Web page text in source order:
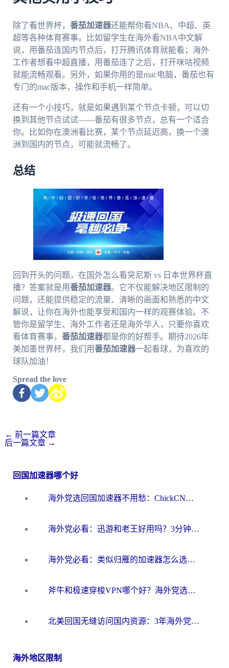
除了看世界杯， 番茄加速器还能帮你看NBA、中超、英
超等各种体育赛事。比如留学生在海外看NBA中文解
说，用番茄连国内节点后，打开腾讯体育就能看；海外
工作者想看中超直播，用番茄连了之后，打开咪咕视频
就能流畅观看。另外，如果你用的是mac电脑，番茄也有
专门的mac版本，操作和手机一样简单。
还有一个小技巧，就是如果遇到某个节点卡顿，可以切
换到其他节点试试——番茄有很多节点，总有一个适合
你。比如你在澳洲看比赛，某个节点延迟高，换一个澳
洲到国内的节点，可能就流畅了。
总结
回到开头的问题，在国外怎么看突尼斯 vs 日本世界杯直
播？答案就是用番茄加速器。它不仅能解决地区限制的
问题，还能提供稳定的流量、清晰的画面和熟悉的中文
解说，让你在海外也能享受和国内一样的观赛体验。不
管你是留学生、海外工作者还是海外华人，只要你喜欢
看体育赛事， 番茄加速器都是你的好帮手。期待2026年
美加墨世界杯，我们用番茄加速器一起看球，为喜欢的
球队加油！
Spread the love
← 前一篇文章
后一篇文章 →
回国加速器哪个好
海外党选回国加速器不用愁：ChickCN和洞见哪个好？一篇搞定所有疑问
海外党必看：迅游和老王好用吗？3分钟选对加速国内网络的加速器
海外党必看：类似归雁的加速器怎么选？一篇搞定无缝访问国内资源
斧牛和极速穿梭VPN哪个好？海外党选回国加速器必看的真实对比与避坑指南
北美回国无缝访问国内资源：3年海外党亲测的加速器选择指南
海外地区限制